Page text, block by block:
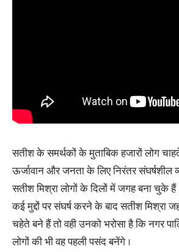
सतीश के समर्थकों के मुताबिक हजारों लोग
ऊर्जावान और जनता के लिए निरंतर संघर्षशील
सतीश मिश्रा लोगों के दिलों में जगह बना चुके
कई मुद्दों पर संघर्ष करने के बाद सतीश मिश्रा
चहेते बने हैं तो वही उनको भरोसा है कि नगर
लोगों की भी वह पहली पसंद बनेंगे ।